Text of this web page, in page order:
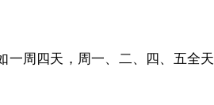
一周四天，周一、二、四、五全天